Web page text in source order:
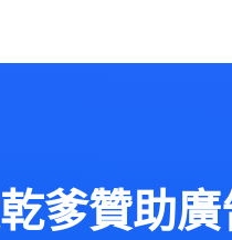
爹贊助廣